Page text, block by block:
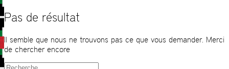
Pas de résultat
Il semble que nous ne trouvons pas ce que vous demander. Merci
de chercher encore